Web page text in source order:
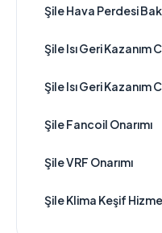
Şile Hava Perdesi
Şile Isı Geri Kazanım
Şile Isı Geri Kazanım
Şile Fancoil Onarımı
Şile VRF Onarımı
Şile Klima Keşif